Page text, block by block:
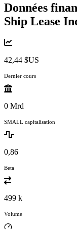
Données
Ship Lease
42,44 $US
Dernier cours
0 Mrd
SMALL capitalisation
0,86
Beta
499 k
Volume